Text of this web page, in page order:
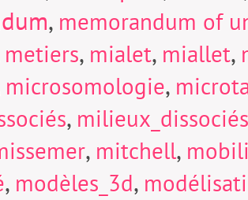
, memorandum of
metiers, mialet, miallet,
microsomologie,
, milieux_dissociés
, mitchell,
, modèles_3d,